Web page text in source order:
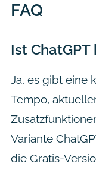
FAQ
Ist
Ja, es gibt eine
Tempo,
Variante
die Gratis-